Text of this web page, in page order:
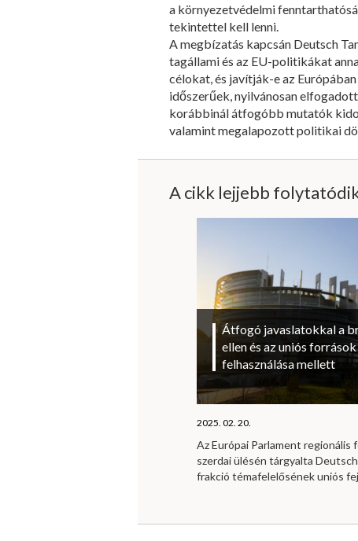
a környezetvédelmi
tekintettel kell lenni.
A megbízatás kapcsán Deutsch
tagállami és az EU-politikákat
célokat, és javítják-e az
időszerűek, nyilvánosan
korábbinál átfogóbb mutatók
valamint megalapozott politikai
A cikk lejjebb
Átfogó javaslatokkal a
ellen és az uniós
felhasználása mellett
2025. 02. 20.
Az Európai Parlament regionális
szerdai ülésén tárgyalta
frakció témafelelősének uniós